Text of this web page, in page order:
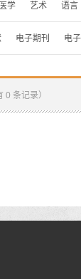
医学 艺术 语言
电子期刊 电
0 条记录）